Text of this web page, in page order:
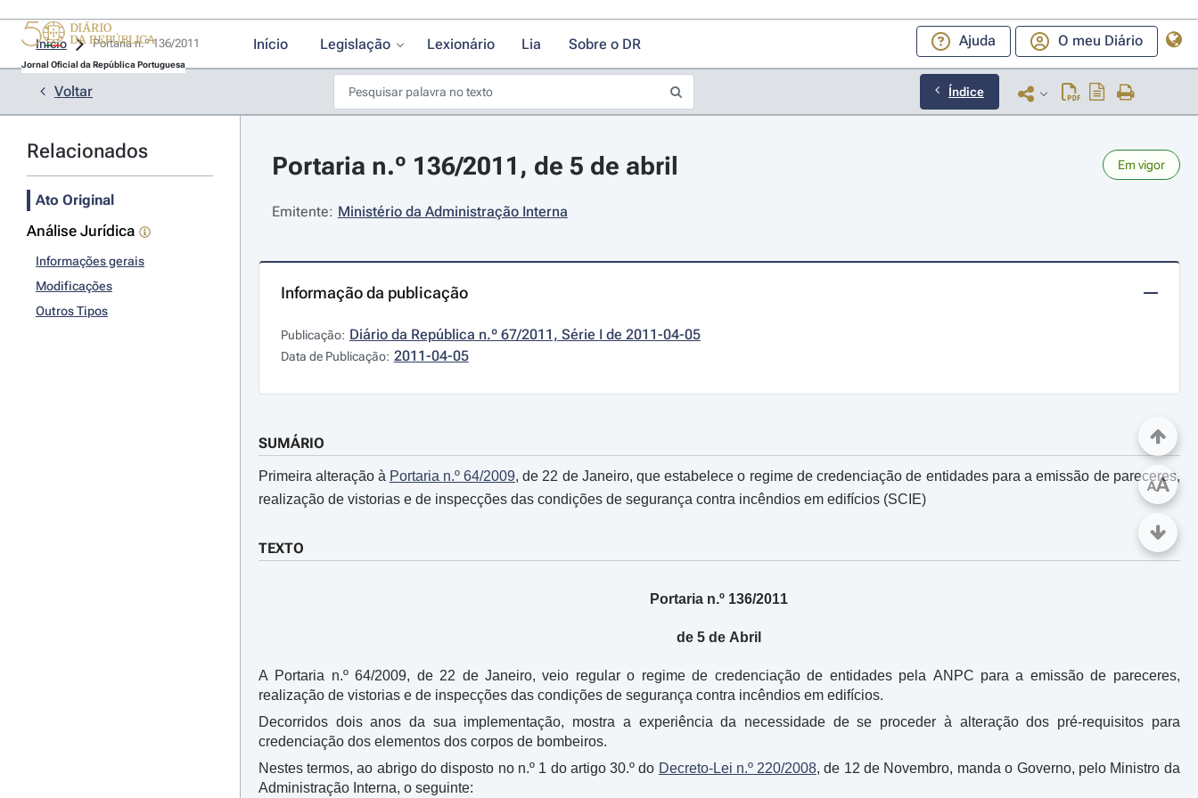
Jornal Oficial da República Portuguesa
Início Legislação Lexionário Lia Sobre o DR Ajuda O meu Diário
Início
Voltar Índice
Relacionados
Ato Original
Análise Jurídica
Informações gerais
Modificações
Outros Tipos
Portaria n.º 136/2011, de 5 de abril Em vigor
Emitente: Ministério da Administração Interna
Informação da publicação
Publicação: Diário da República n.º 67/2011, Série I de 2011-04-05
Data de Publicação: 2011-04-05
SUMÁRIO
Primeira alteração à Portaria n.º 64/2009, de 22 de Janeiro, que estabelece o regime de credenciação de entidades para a emissão de pareceres,
realização de vistorias e de inspecções das condições de segurança contra incêndios em edifícios (SCIE)
TEXTO
Portaria n.º 136/2011
de 5 de Abril
A Portaria n.º 64/2009, de 22 de Janeiro, veio regular o regime de credenciação de entidades pela ANPC para a emissão de pareceres,
realização de vistorias e de inspecções das condições de segurança contra incêndios em edifícios.
Decorridos dois anos da sua implementação, mostra a experiência da necessidade de se proceder à alteração dos pré-requisitos para
credenciação dos elementos dos corpos de bombeiros.
Nestes termos, ao abrigo do disposto no n.º 1 do artigo 30.º do Decreto-Lei n.º 220/2008, de 12 de Novembro, manda o Governo, pelo Ministro da
Administração Interna, o seguinte:
AA